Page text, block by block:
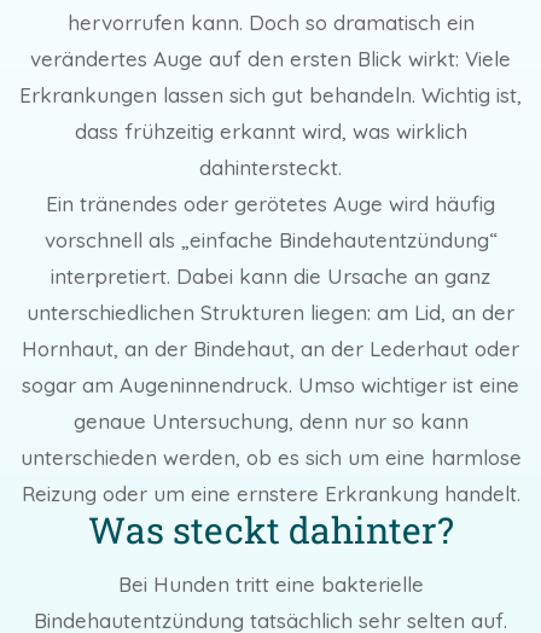
hervorrufen kann. Doch so dramatisch ein
verändertes Auge auf den ersten Blick wirkt: Viele
Erkrankungen lassen sich gut behandeln. Wichtig ist,
dass frühzeitig erkannt wird, was wirklich
dahintersteckt.
Ein tränendes oder gerötetes Auge wird häufig
vorschnell als „einfache Bindehautentzündung“
interpretiert. Dabei kann die Ursache an ganz
unterschiedlichen Strukturen liegen: am Lid, an der
Hornhaut, an der Bindehaut, an der Lederhaut oder
sogar am Augeninnendruck. Umso wichtiger ist eine
genaue Untersuchung, denn nur so kann
unterschieden werden, ob es sich um eine harmlose
Reizung oder um eine ernstere Erkrankung handelt.
Was steckt dahinter?
Bei Hunden tritt eine bakterielle
Bindehautentzündung tatsächlich sehr selten auf.